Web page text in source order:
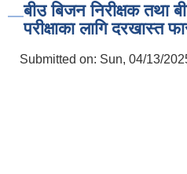
बीउ बिजन निरीक्षक तथा
परीक्षाका लागि दरखास्त
Submitted on: Sun, 04/13/